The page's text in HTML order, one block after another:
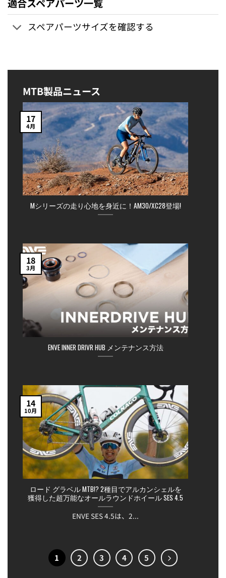
適合スペアパーツ一覧
スペアパーツサイズを確認する
MTB製品ニュース
Mシリーズの走り心地を身近に！AM30/XC28登場!
17
4月
ENVE INNER DRIVR HUB メンテナンス方法
18
3月
ロード グラベル MTB!? 2種目でアルカンシェルを
獲得した超万能なオールラウンドホイール SES 4.5
ENVE SES 4.5は、2...
14
10月
1 2 3 4 5